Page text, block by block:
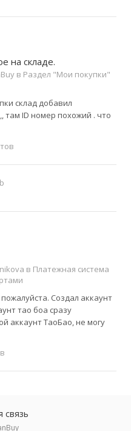
на складе.
в Раздел "Мои покупки"
склад добавил
ID номер похожий . что
в Платежная система
Создал аккаунт
тао боа сразу
аккаунт ТаоБао, не могу
связь